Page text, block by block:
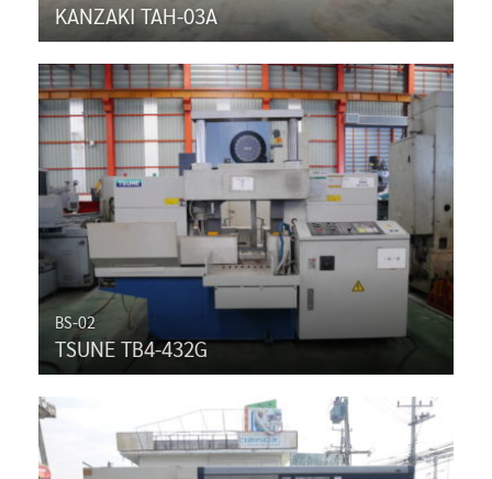
KANZAKI TAH-03A
BS-02
TSUNE TB4-432G